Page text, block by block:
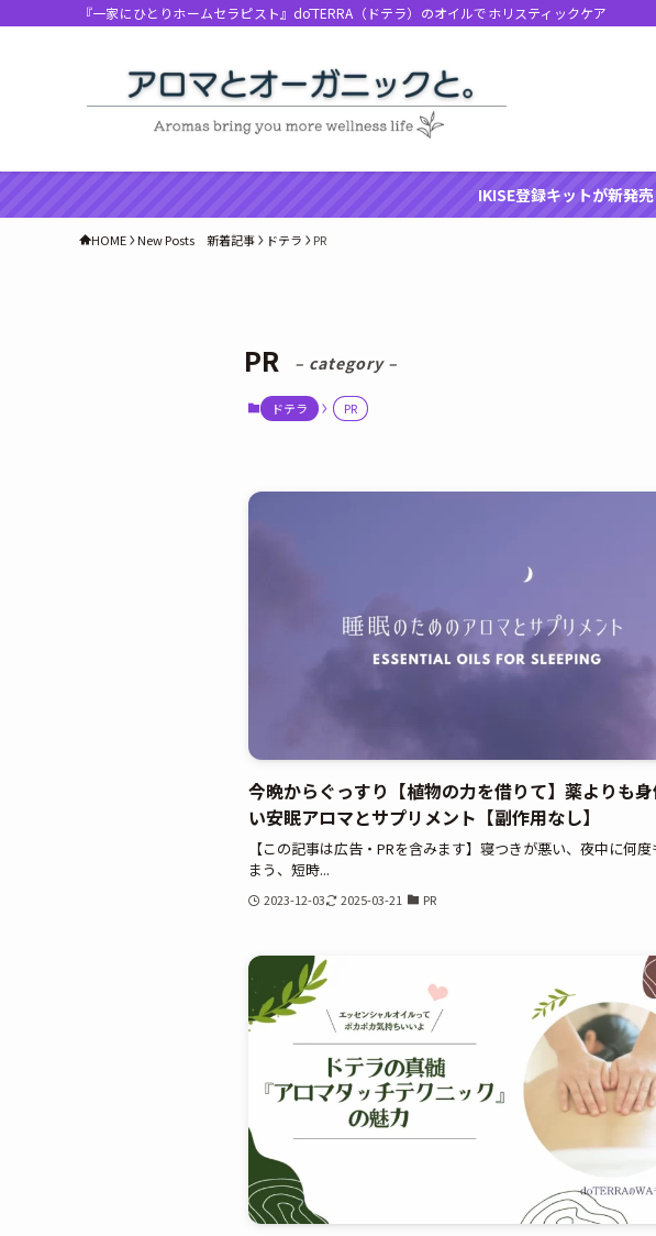
『一家にひとりホームセラピスト』dōTERRA（ドテラ）のオイルでホリスティックケア
IKISE登録キットが新発
HOME New Posts 新着記事 ドテラ PR
PR – category –
ドテラ PR
今晩からぐっすり【植物の力を借りて】薬よりも
い安眠アロマとサプリメント【副作用なし】
【この記事は広告・PRを含みます】寝つきが悪い、夜中に何
まう、短時...
2023-12-03 2025-03-21 PR